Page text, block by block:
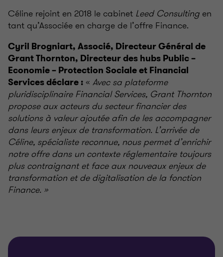
Céline rejoint en 2018 le cabinet Leed Consulting en
tant qu’Associée en charge de l’offre Finance.
Cyril Brogniart, Associé, Directeur Général de
Grant Thornton, Directeur des hubs Public –
Economie – Protection Sociale et Financial
Services déclare : « Avec sa plateforme
pluridisciplinaire Financial Services, Grant Thornton
propose aux acteurs du secteur financier des
solutions à valeur ajoutée afin de les accompagner
dans leurs enjeux de transformation. L’arrivée de
Céline, spécialiste reconnue, nous permet d’enrichir
notre offre dans un contexte réglementaire toujours
plus contraignant et face aux nouveaux enjeux de
transformation et de digitalisation de la fonction
Finance. »